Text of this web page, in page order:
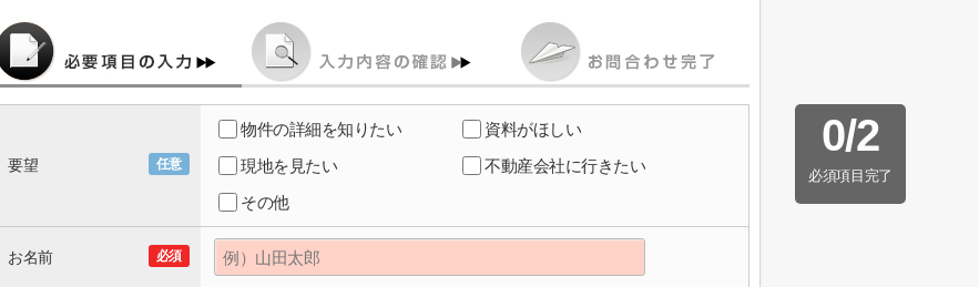
0/2
必須項目完了
任意
要望
物件の詳細を知りたい
資料がほしい
現地を見たい
不動産会社に行きたい
その他
必須
お名前